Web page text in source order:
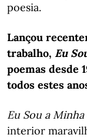
poesia.
Lançou
trabalho, Eu
poemas desde
todos estes
Eu Sou a Minha
interior